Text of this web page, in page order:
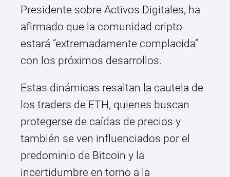
Presidente sobre Activos Digitales, ha
afirmado que la comunidad cripto
estará “extremadamente complacida”
con los próximos desarrollos.
Estas dinámicas resaltan la cautela de
los traders de ETH, quienes buscan
protegerse de caídas de precios y
también se ven influenciados por el
predominio de Bitcoin y la
incertidumbre en torno a la